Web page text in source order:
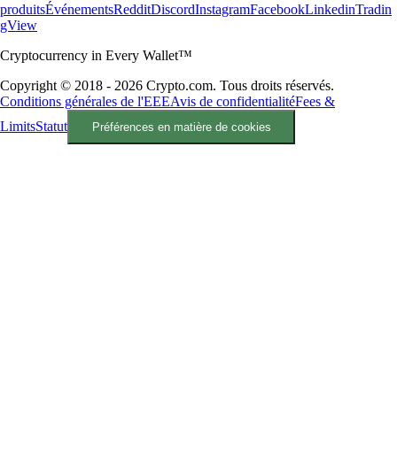
produitsÉvénementsRedditDiscordInstagramFacebookLinkedinTradin
gView
Cryptocurrency in Every Wallet™
Copyright © 2018 - 2026 Crypto.com. Tous droits réservés.
Conditions générales de l'EEEAvis de confidentialitéFees &
LimitsStatut Préférences en matière de cookies